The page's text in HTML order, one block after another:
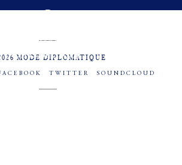
MODE DIPLOMATIQUE
TWITTER SOUNDCLOUD